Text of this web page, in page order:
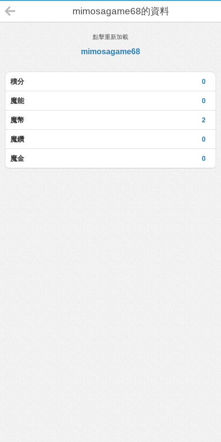
mimosagame68的資料
點擊重新加載
mimosagame68
0
積分
0
魔能
2
魔幣
0
魔鑽
0
魔金